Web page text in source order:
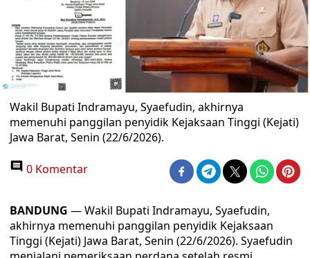
Wakil Bupati Indramayu, Syaefudin, akhirnya
memenuhi panggilan penyidik Kejaksaan Tinggi (Kejati)
Jawa Barat, Senin (22/6/2026).
0 Komentar
BANDUNG — Wakil Bupati Indramayu, Syaefudin,
akhirnya memenuhi panggilan penyidik Kejaksaan
Tinggi (Kejati) Jawa Barat, Senin (22/6/2026). Syaefudin